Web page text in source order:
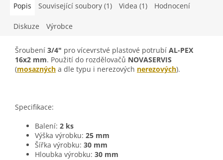
Popis Související soubory (1) Videa (1) Hodnocení
Diskuze Výrobce
Šroubení 3/4" pro vícevrstvé plastové potrubí AL-PEX
16x2 mm. Použití do rozdělovačů NOVASERVIS
(mosazných a dle typu i nerezových nerezových).
Specifikace:
Balení: 2 ks
Výška výrobku: 25 mm
Šířka výrobku: 30 mm
Hloubka výrobku: 30 mm